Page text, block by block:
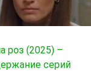
роз (2025) –
серий